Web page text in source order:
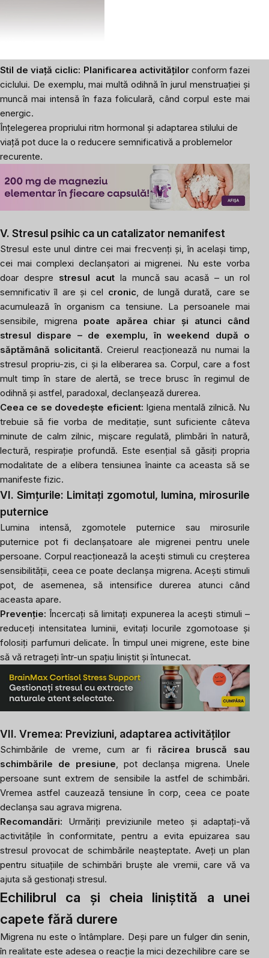
Stil de viață ciclic: Planificarea activitățilorconform fazei
ciclului. De exemplu, mai multă odihnă în jurul menstruației și
muncă mai intensă în faza foliculară, când corpul este mai
energic.
Înțelegerea propriului ritm hormonal și adaptarea stilului de
viață pot duce la o reducere semnificativă a problemelor
recurente.
V. Stresul psihic ca un catalizator nemanifest
Stresul este unul dintre cei mai frecvenți și, în același timp,
cei mai complexi declanșatori ai migrenei. Nu este vorba
doar despre stresul acutla muncă sau acasă – un rol
semnificativ îl are și cel cronic, de lungă durată, care se
acumulează în organism ca tensiune. La persoanele mai
sensibile, migrena poate apărea chiar și atunci când
stresul dispare – de exemplu, în weekend după o
săptămână solicitantă. Creierul reacționează nu numai la
stresul propriu-zis, ci și la eliberarea sa. Corpul, care a fost
mult timp în stare de alertă, se trece brusc în regimul de
odihnă și astfel, paradoxal, declanșează durerea.
Ceea ce se dovedește eficient: Igiena mentală zilnică. Nu
trebuie să fie vorba de meditație, sunt suficiente câteva
minute de calm zilnic, mișcare regulată, plimbări în natură,
lectură, respirație profundă. Este esențial să găsiți propria
modalitate de a elibera tensiunea înainte ca aceasta să se
manifeste fizic.
VI. Simțurile: Limitați zgomotul, lumina, mirosurile
puternice
Lumina intensă, zgomotele puternice sau mirosurile
puternice pot fi declanșatoare ale migrenei pentru unele
persoane. Corpul reacționează la acești stimuli cu creșterea
sensibilității, ceea ce poate declanșa migrena. Acești stimuli
pot, de asemenea, să intensifice durerea atunci când
aceasta apare.
Prevenție:Încercați să limitați expunerea la acești stimuli –
reduceți intensitatea luminii, evitați locurile zgomotoase și
folosiți parfumuri delicate. În timpul unei migrene, este bine
să vă retrageți într-un spațiu liniștit și întunecat.
VII. Vremea: Previziuni, adaptarea activităților
Schimbările de vreme, cum ar fi răcirea bruscă sau
schimbările de presiune, pot declanșa migrena. Unele
persoane sunt extrem de sensibile la astfel de schimbări.
Vremea astfel cauzează tensiune în corp, ceea ce poate
declanșa sau agrava migrena.
Recomandări:
Urmăriți previziunile meteo și adaptați-vă
activitățile în conformitate, pentru a evita epuizarea sau
stresul provocat de schimbările neașteptate. Aveți un plan
pentru situațiile de schimbări bruște ale vremii, care vă va
ajuta să gestionați stresul.
Echilibrul ca și cheia liniștită a unei
capete fără durere
Migrena nu este o întâmplare. Deși pare un fulger din senin,
în realitate este adesea o reacție la mici dezechilibre care se